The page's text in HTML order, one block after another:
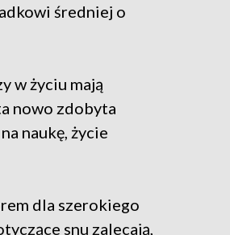
średniej o
w życiu mają
nowo zdobyta
naukę, życie
dla szerokiego
snu zalecają,